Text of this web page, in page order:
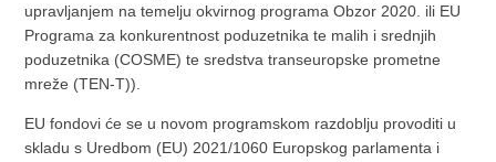
upravljanjem na temelju okvirnog programa Obzor 2020. ili EU
Programa za konkurentnost poduzetnika te malih i srednjih
poduzetnika (COSME) te sredstva transeuropske prometne
mreže (TEN-T)).
EU fondovi će se u novom programskom razdoblju provoditi u
skladu s Uredbom (EU) 2021/1060 Europskog parlamenta i